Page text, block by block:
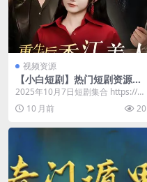
视频资源
【小白短剧】热门短剧资源分
享2025年10月7日
2025年10月7日短剧集合 https://p
an.quark.cn/s/82...
10 月前 20